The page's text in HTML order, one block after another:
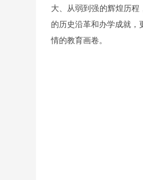
大、从弱到强的辉煌历程
的历史沿革和办学成就，
情的教育画卷。